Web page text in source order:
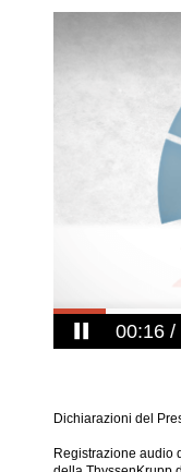
00:17
Dichiarazioni del
Registrazione audio